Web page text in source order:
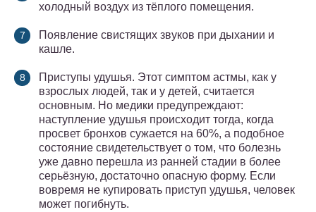
холодный воздух из тёплого помещения.
Появление свистящих звуков при дыхании и
кашле.
Приступы удушья. Этот симптом астмы, как у
взрослых людей, так и у детей, считается
основным. Но медики предупреждают:
наступление удушья происходит тогда, когда
просвет бронхов сужается на 60%, а подобное
состояние свидетельствует о том, что болезнь
уже давно перешла из ранней стадии в более
серьёзную, достаточно опасную форму. Если
вовремя не купировать приступ удушья, человек
может погибнуть.